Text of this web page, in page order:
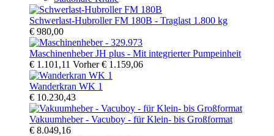
Schwerlast-Hubroller FM 180B - Traglast 1.800 kg
€ 980,00
Maschinenheber JH plus - Mit integrierter Pumpeinheit
€ 1.101,11 Vorher€ 1.159,06
Wanderkran WK 1
€ 10.230,43
Vakuumheber - Vacuboy - für Klein- bis Großformat
€ 8.049,16